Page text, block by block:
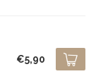
€5,90